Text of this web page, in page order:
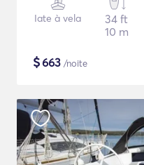
Iate à vela
34 ft
10 m
$663 /noite